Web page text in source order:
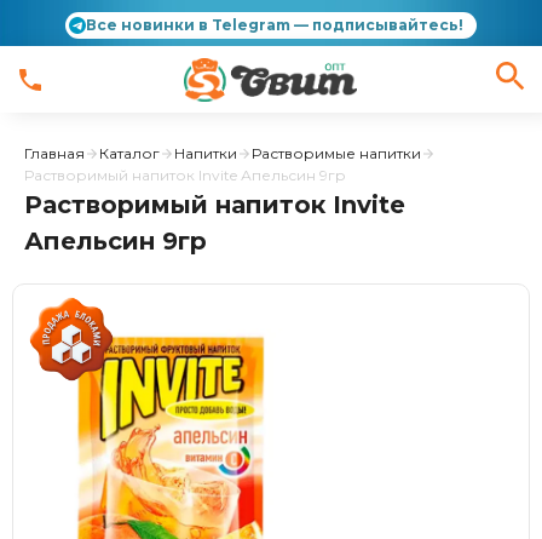
Все новинки в Telegram — подписывайтесь!
Главная Каталог Напитки
Растворимые напитки
Растворимый напиток Invite Апельсин 9гр
Растворимый напиток Invite
Апельсин 9гр